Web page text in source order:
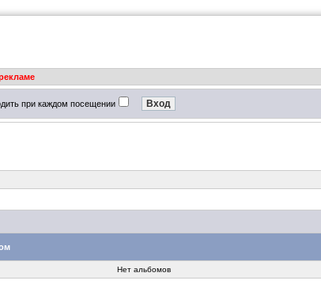
при каждом посещении
Нет альбомов